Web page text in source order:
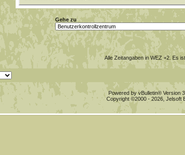
Gehe zu
Alle Zeitangaben in WEZ +2. Es
Powered by vBulletin® Version
Copyright ©2000 - 2026, Jelsoft